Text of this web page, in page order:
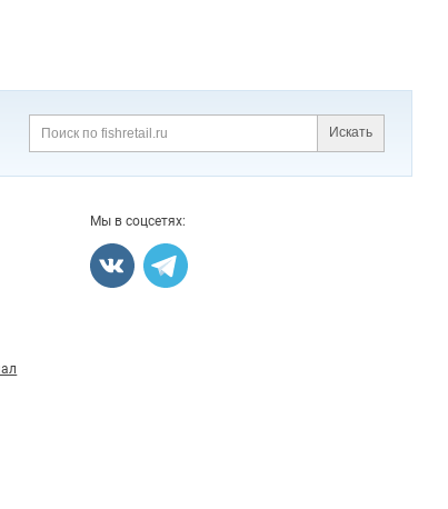
Искать
Мы в соцсетях: